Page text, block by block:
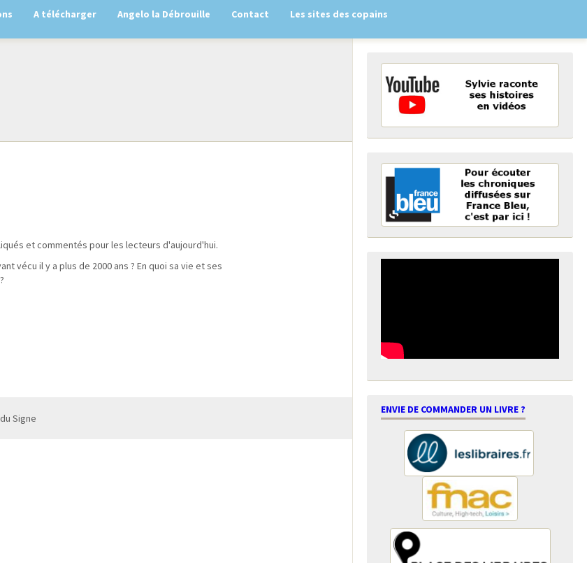
A télécharger Angelo la Débrouille Contact Les sites des copains
et commentés pour les lecteurs d'aujourd'hui.
vécu il y a plus de 2000 ans ? En quoi sa vie et ses
Signe
ENVIE DE COMMANDER UN LIVRE ?